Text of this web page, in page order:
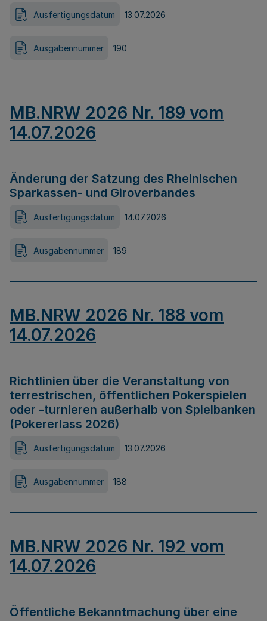
Ausfertigungsdatum 13.07.2026
Ausgabennummer 190
MB.NRW 2026 Nr. 189 vom
14.07.2026
Änderung der Satzung des Rheinischen
Sparkassen- und Giroverbandes
Ausfertigungsdatum 14.07.2026
Ausgabennummer 189
MB.NRW 2026 Nr. 188 vom
14.07.2026
Richtlinien über die Veranstaltung von
terrestrischen, öffentlichen Pokerspielen
oder -turnieren außerhalb von Spielbanken
(Pokererlass 2026)
Ausfertigungsdatum 13.07.2026
Ausgabennummer 188
MB.NRW 2026 Nr. 192 vom
14.07.2026
Öffentliche Bekanntmachung über eine